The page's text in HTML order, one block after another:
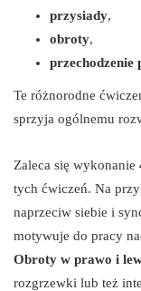
przysiady,
obroty,
przechodzenie
Te różnorodne
sprzyja ogólnemu
Zaleca się wykonanie
tych ćwiczeń. Na
naprzeciw siebie i
motywuje do pracy
Obroty w prawo i
rozgrzewki lub też